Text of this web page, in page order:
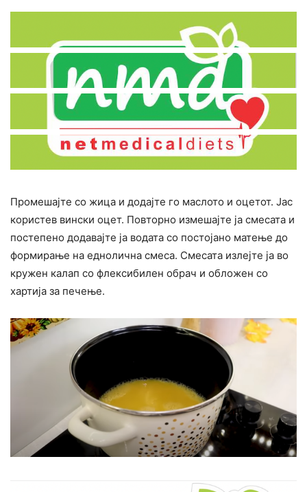
Промешајте со жица и додајте го маслото и оцетот. Јас
користев вински оцет. Повторно измешајте ја смесата и
постепено додавајте ја водата со постојано матење до
формирање на еднолична смеса. Смесата излејте ја во
кружен калап со флексибилен обрач и обложен со
хартија за печење.